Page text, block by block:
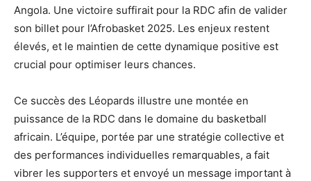
Angola. Une victoire suffirait pour la RDC afin de valider
son billet pour l’Afrobasket 2025. Les enjeux restent
élevés, et le maintien de cette dynamique positive est
crucial pour optimiser leurs chances.
Ce succès des Léopards illustre une montée en
puissance de la RDC dans le domaine du basketball
africain. L’équipe, portée par une stratégie collective et
des performances individuelles remarquables, a fait
vibrer les supporters et envoyé un message important à